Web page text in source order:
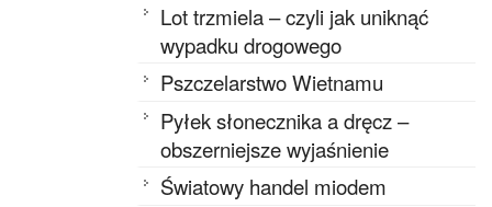
Lot trzmiela – czyli jak uniknąć
wypadku drogowego
Pszczelarstwo Wietnamu
Pyłek słonecznika a dręcz –
obszerniejsze wyjaśnienie
Światowy handel miodem